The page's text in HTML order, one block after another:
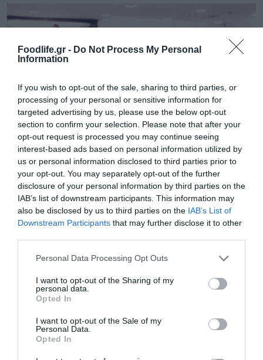
Foodlife.gr - Do Not Process My Personal
Information
If you wish to opt-out of the sale, sharing to third parties, or
processing of your personal or sensitive information for
targeted advertising by us, please use the below opt-out
section to confirm your selection. Please note that after your
opt-out request is processed you may continue seeing
interest-based ads based on personal information utilized by
us or personal information disclosed to third parties prior to
your opt-out. You may separately opt-out of the further
disclosure of your personal information by third parties on the
IAB’s list of downstream participants. This information may
also be disclosed by us to third parties on the IAB’s List of
Downstream Participants that may further disclose it to other
Please note that this website/app uses one or more Google
not limited to your visit or usage behaviour. You may click to
grant or deny consent to Google and its third-party tags to
use your data for below specified purposes in below Google
consent section.
Personal Data Processing Opt Outs
I want to opt-out of the Sharing of my
personal data.
Opted In
I want to opt-out of the Sale of my
Personal Data.
Opted In
Θερινές εκπτώσεις: Τι δείχνει το «ταμείο»
του πρώτου μήνα